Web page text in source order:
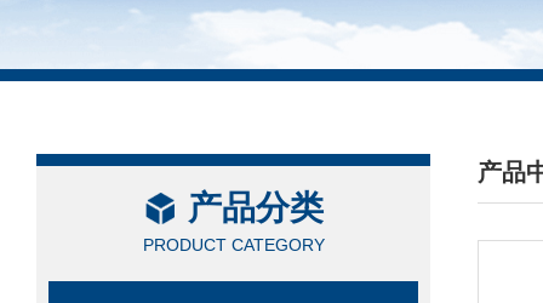
产品分类
PRODUCT CATEGORY
产品
/